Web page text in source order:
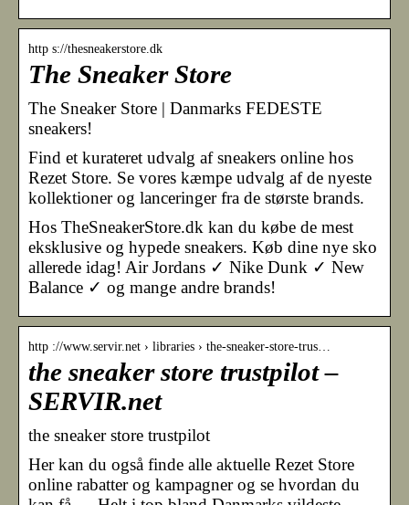
http s://thesneakerstore.dk
The Sneaker Store
The Sneaker Store | Danmarks FEDESTE
sneakers!
Find et kurateret udvalg af sneakers online hos
Rezet Store. Se vores kæmpe udvalg af de nyeste
kollektioner og lanceringer fra de største brands.
Hos TheSneakerStore.dk kan du købe de mest
eksklusive og hypede sneakers. Køb dine nye sko
allerede idag! Air Jordans ✓ Nike Dunk ✓ New
Balance ✓ og mange andre brands!
http ://www.servir.net › libraries › the-sneaker-store-trus…
the sneaker store trustpilot –
SERVIR.net
the sneaker store trustpilot
Her kan du også finde alle aktuelle Rezet Store
online rabatter og kampagner og se hvordan du